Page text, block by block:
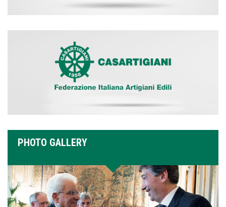
PHOTO GALLERY